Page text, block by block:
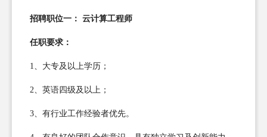
招聘职位一： 云计算工程师
任职要求：
1、大专及以上学历；
2、英语四级及以上；
3、有行业工作经验者优先。